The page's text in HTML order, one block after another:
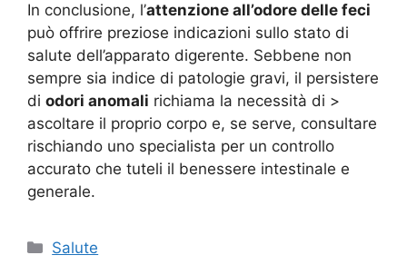
In conclusione, l’attenzione all’odore delle feci
può offrire preziose indicazioni sullo stato di
salute dell’apparato digerente. Sebbene non
sempre sia indice di patologie gravi, il persistere
di odori anomali richiama la necessità di >
ascoltare il proprio corpo e, se serve, consultare
rischiando uno specialista per un controllo
accurato che tuteli il benessere intestinale e
generale.
Categorie
Salute